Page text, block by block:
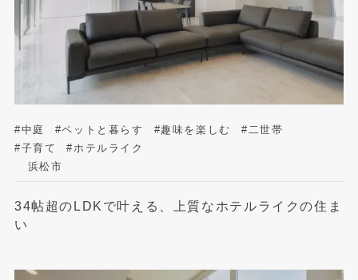
#中庭 #ペットと暮らす #趣味を楽しむ
#二世帯
#子育て
#ホテルライク
浜松市
34帖超のLDKで叶える、上質なホテルライクの住ま
い